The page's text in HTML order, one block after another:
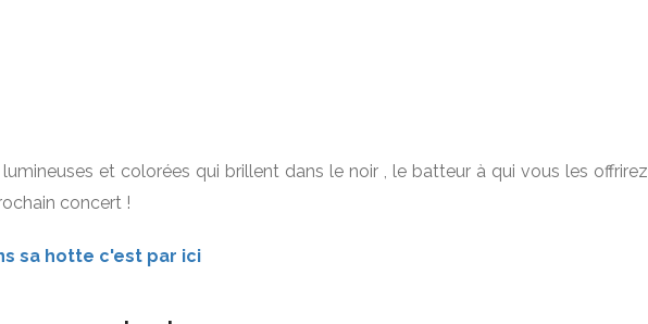
et colorées qui brillent dans le noir , le batteur à qui vous les offrirez
concert !
sa hotte c'est par ici